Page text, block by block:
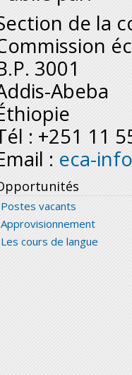
de la
3001
Abeba
: +251 11
: eca-
Postes vacants
Approvisionnement
Les cours de langue